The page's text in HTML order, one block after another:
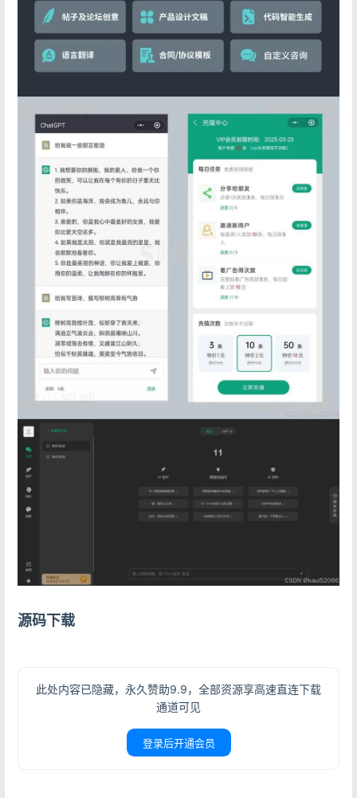
源码下载
此处内容已隐藏，永久赞助9.9，全部资源享高速直连下载
通道可见
登录后开通会员
用户协议